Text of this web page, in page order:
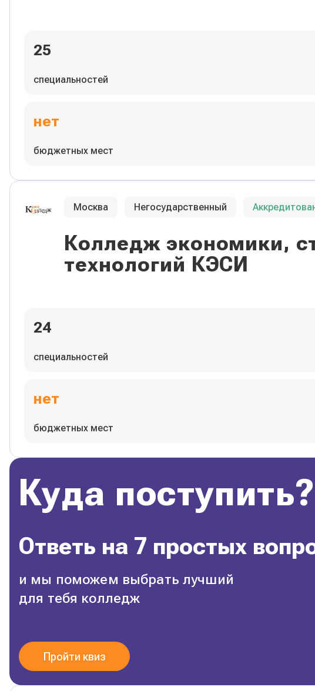
25
специальностей
нет
бюджетных мест
Москва Негосударственный
Колледж экономики,
технологий КЭСИ
24
специальностей
нет
бюджетных мест
Куда поступить?
Ответь на 7 простых
и мы поможем выбрать лучший
для тебя колледж
Пройти квиз